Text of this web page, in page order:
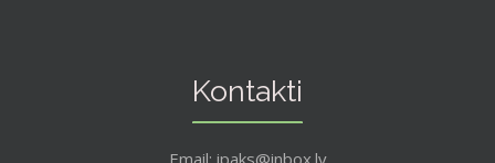
Kontakti
Email: ipaks@inbox.lv